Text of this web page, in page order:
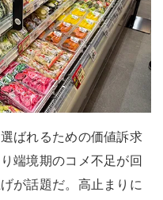
ばれるための価値訴求
端境期のコメ不足が回
が話題だ。高止まりに